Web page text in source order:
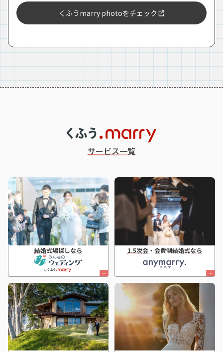
くふうmarry photoをチェック
サービス一覧
結婚式場探しなら 1.5次会・会費制結婚式なら